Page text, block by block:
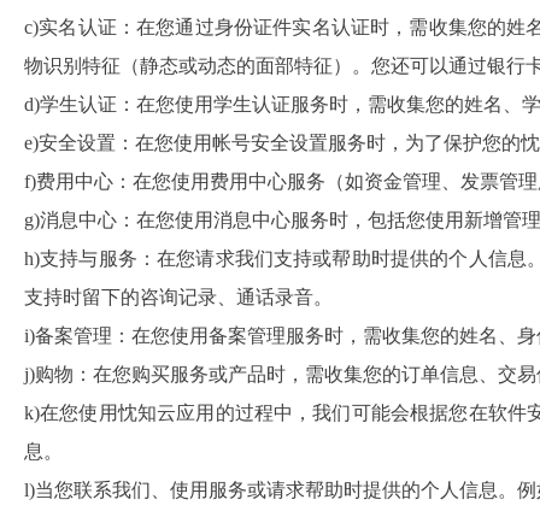
c)实名认证：在您通过身份证件实名认证时，需收集您的
物识别特征（静态或动态的面部特征）。您还可以通过银
d)学生认证：在您使用学生认证服务时，需收集您的姓名、
e)安全设置：在您使用帐号安全设置服务时，为了保护您的
f)费用中心：在您使用费用中心服务（如资金管理、发票管
g)消息中心：在您使用消息中心服务时，包括您使用新增管
h)支持与服务：在您请求我们支持或帮助时提供的个人信
支持时留下的咨询记录、通话录音。
i)备案管理：在您使用备案管理服务时，需收集您的姓名、
j)购物：在您购买服务或产品时，需收集您的订单信息、交
k)在您使用忱知云应用的过程中，我们可能会根据您在软
息。
l)当您联系我们、使用服务或请求帮助时提供的个人信息。